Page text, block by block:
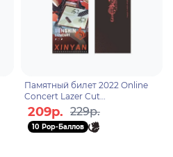
Памятный билет 2022 Online
Concert Lazer Cut
Commemorative Ticket Xinyan
6975213684887
209р. 229р.
10 Pop-Баллов